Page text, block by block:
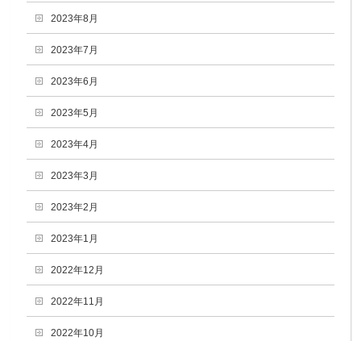
2023年8月
2023年7月
2023年6月
2023年5月
2023年4月
2023年3月
2023年2月
2023年1月
2022年12月
2022年11月
2022年10月